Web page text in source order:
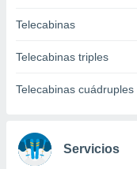
Para
u
momento
en
Telecabinas
Telecabinas triples
Telecabinas cuádruples
Servicios